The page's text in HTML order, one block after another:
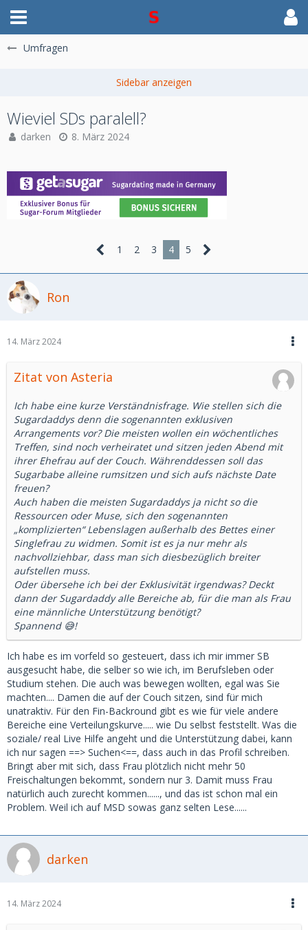
Umfragen
Wieviel SDs paralell?
darken 8. März 2024
1 2 3 4 5
Ron
14. März 2024
Zitat von Asteria
Ich habe eine kurze Verständnisfrage. Wie stellen sich die
Sugardaddys denn die sogenannten exklusiven
Arrangements vor? Die meisten wollen ein wöchentliches
Treffen, sind noch verheiratet und sitzen jeden Abend mit
ihrer Ehefrau auf der Couch. Währenddessen soll das
Sugarbabe alleine rumsitzen und sich aufs nächste Date
freuen?
Auch haben die meisten Sugardaddys ja nicht so die
Ressourcen oder Muse, sich den sogenannten
„komplizierten“ Lebenslagen außerhalb des Bettes einer
Singlefrau zu widmen. Somit ist es ja nur mehr als
nachvollziehbar, dass man sich diesbezüglich breiter
aufstellen muss.
Oder übersehe ich bei der Exklusivität irgendwas? Deckt
dann der Sugardaddy alle Bereiche ab, für die man als Frau
eine männliche Unterstützung benötigt?
Spannend 😅!
Ich habe es im vorfeld so gesteuert, dass ich mir immer SB
ausgesucht habe, die selber so wie ich, im Berufsleben oder
Studium stehen. Die auch was bewegen wollten, egal was Sie
machten.... Damen die auf der Couch sitzen, sind für mich
unatraktiv. Für den Fin-Backround gibt es wie für viele andere
Bereiche eine Verteilungskurve..... wie Du selbst feststellt. Was die
soziale/ real Live Hilfe angeht und die Unterstützung dabei, kann
ich nur sagen ==> Suchen<==, dass auch in das Profil schreiben.
Bringt aber mit sich, dass Frau plötzlich nicht mehr 50
Freischaltungen bekommt, sondern nur 3. Damit muss Frau
natürlich auch zurecht kommen......, und das ist schon mal ein
Problem. Weil ich auf MSD sowas ganz selten Lese......
darken
14. März 2024